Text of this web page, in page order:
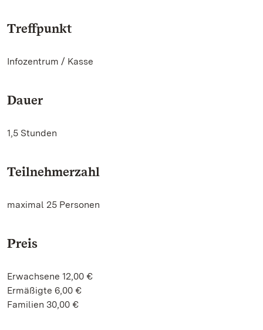
Treffpunkt
Infozentrum / Kasse
Dauer
1,5 Stunden
Teilnehmerzahl
maximal 25 Personen
Preis
Erwachsene 12,00 €
Ermäßigte 6,00 €
Familien 30,00 €